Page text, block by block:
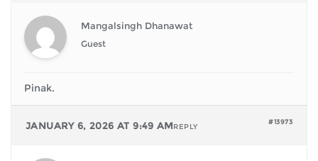
Mangalsingh Dhanawat
Guest
Pinak.
JANUARY 6, 2026 AT 9:49 AM #13973
REPLY